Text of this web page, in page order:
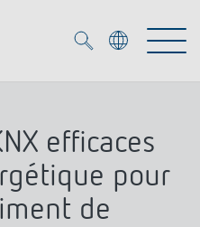
efficaces
pour
de